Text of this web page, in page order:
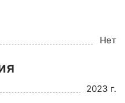
Нет
2023 г.